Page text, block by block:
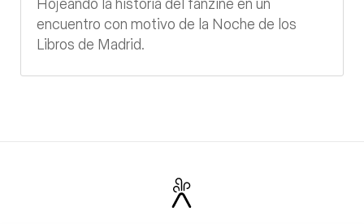
encuentro con motivo de la Noche de los
Libros de Madrid.